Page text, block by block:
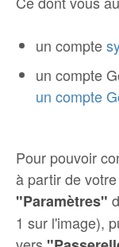
un compte
un compte
un compte
Pour pouvoir
à partir de
"Paramètres"
1 sur l'image),